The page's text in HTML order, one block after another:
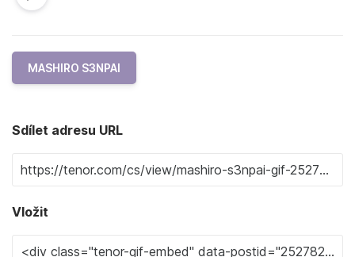
MASHIRO S3NPAI
Sdílet adresu URL
Vložit